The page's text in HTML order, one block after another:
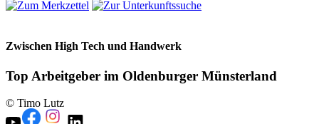
Zwischen High Tech und Handwerk
Top Arbeitgeber im Oldenburger Münsterland
© Timo Lutz